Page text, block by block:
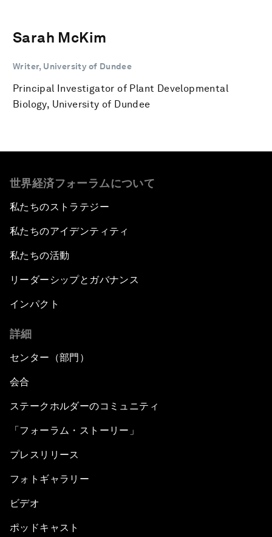
Sarah McKim
Writer, University of Dundee
Principal Investigator of Plant Developmental
Biology, University of Dundee
世界経済フォーラムについて
私たちのストラテジー
私たちのアイデンティティ
私たちの活動
リーダーシップとガバナンス
インパクト
詳細
センター（部門）
会合
ステークホルダーのコミュニティ
「フォーラム・ストーリー」
プレスリリース
フォトギャラリー
ビデオ
ポッドキャスト